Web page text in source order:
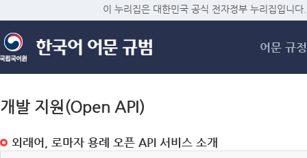
메
이 누리집은 대한민국 공식 전자정부 누리집입니다.
어문 규정
개발 지원(Open API)
외래어, 로마자 용례 오픈 API 서비스 소개